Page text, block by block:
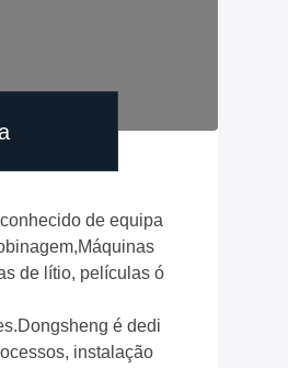
de equipa
de lítio, películas ó
é dedi
instalação